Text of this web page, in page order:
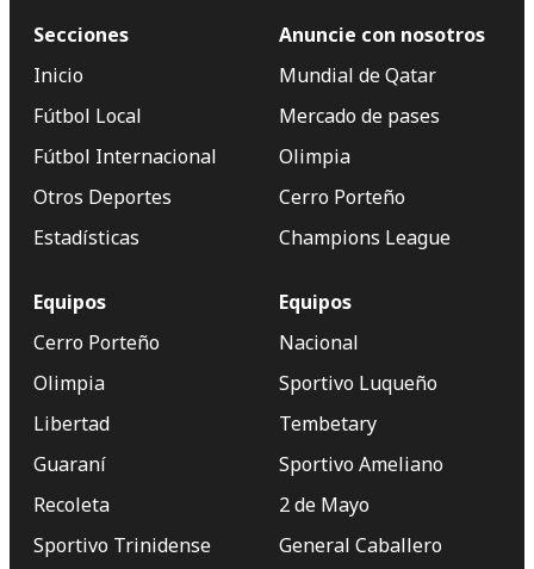
Secciones
Inicio
Fútbol Local
Fútbol Internacional
Otros Deportes
Estadísticas
Anuncie con nosotros
Mundial de Qatar
Mercado de pases
Olimpia
Cerro Porteño
Champions League
Equipos
Cerro Porteño
Olimpia
Libertad
Guaraní
Recoleta
Sportivo Trinidense
Equipos
Nacional
Sportivo Luqueño
Tembetary
Sportivo Ameliano
2 de Mayo
General Caballero